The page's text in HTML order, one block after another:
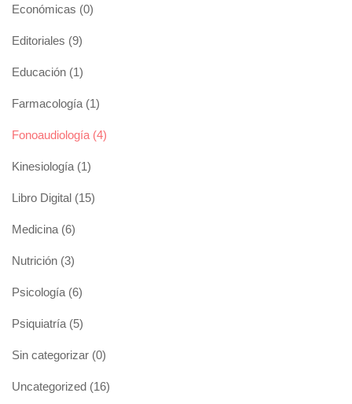
Económicas (0)
Editoriales (9)
Educación (1)
Farmacología (1)
Fonoaudiología (4)
Kinesiología (1)
Libro Digital (15)
Medicina (6)
Nutrición (3)
Psicología (6)
Psiquiatría (5)
Sin categorizar (0)
Uncategorized (16)